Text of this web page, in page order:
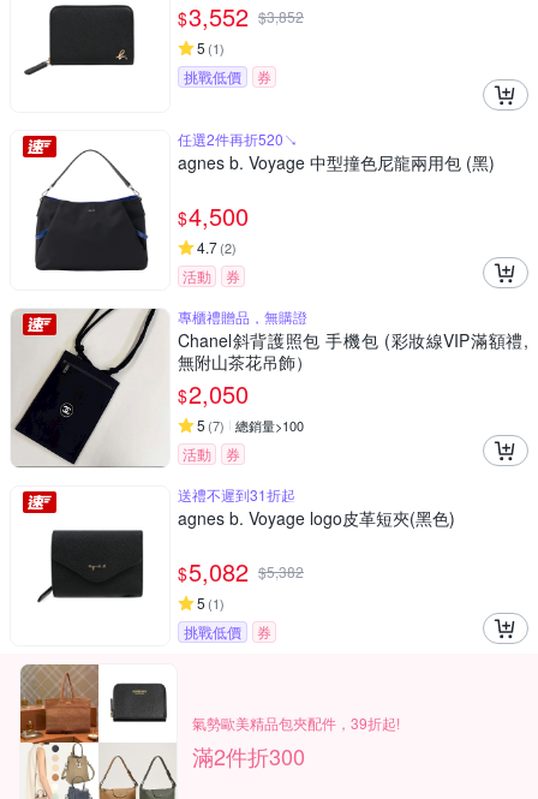
$3,552 $3,852
5 (1)
挑戰低價 券
任選2件再折520↘
agnes b. Voyage 中型撞色尼龍兩用包 (黑)
$4,500
4.7(2)
活動
券
專櫃禮贈品，無購證
Chanel斜背護照包 手機包 (彩妝線VIP滿額禮,
無附山茶花吊飾）
$2,050
5 (7) 總銷量>100
活動
券
送禮不遲到31折起
agnes b. Voyage logo皮革短夾(黑色)
$5,082 $5,382
5 (1)
挑戰低價 券
氣勢歐美精品包夾配件，39折起!
滿2件折300